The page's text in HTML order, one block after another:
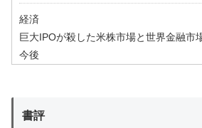
経済
巨大IPOが殺した米株市場と世界金融市
今後
書評